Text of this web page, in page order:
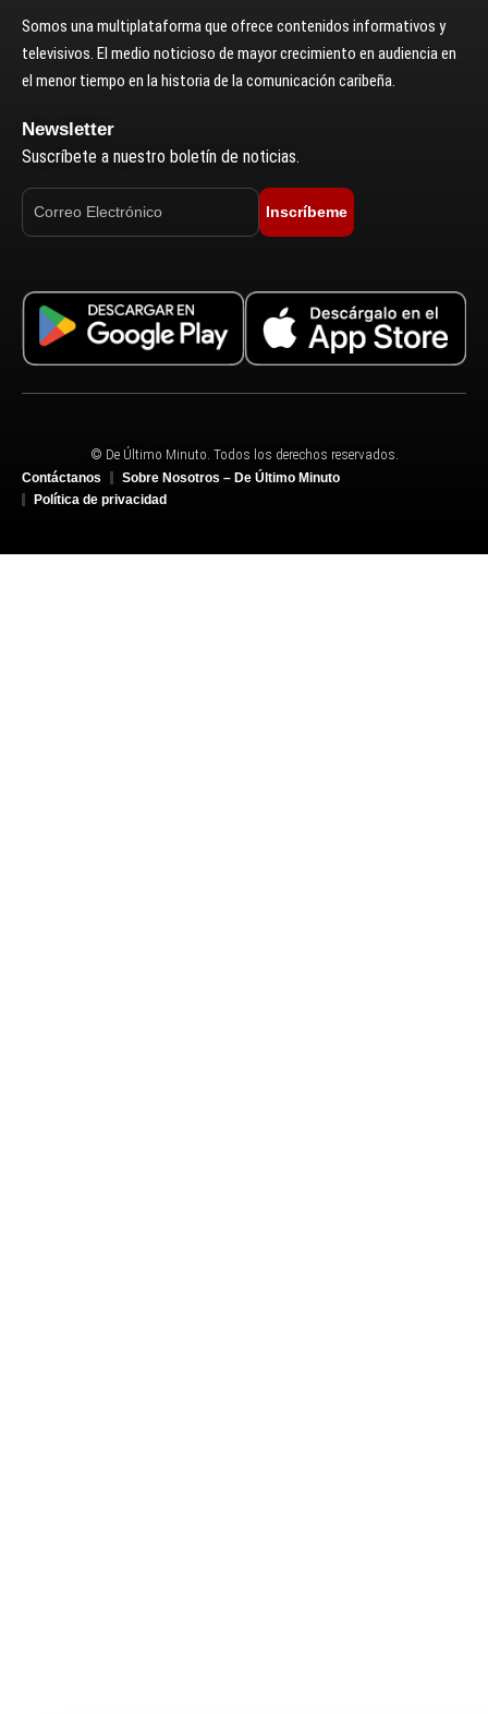
Somos una multiplataforma que ofrece contenidos informativos y
televisivos. El medio noticioso de mayor crecimiento en audiencia en
el menor tiempo en la historia de la comunicación caribeña.
Newsletter
Suscríbete a nuestro boletín de noticias.
Inscríbeme
© De Último Minuto. Todos los derechos reservados.
Contáctanos
Sobre Nosotros – De Último Minuto
Política de privacidad